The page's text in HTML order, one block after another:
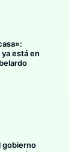
está en
gobierno